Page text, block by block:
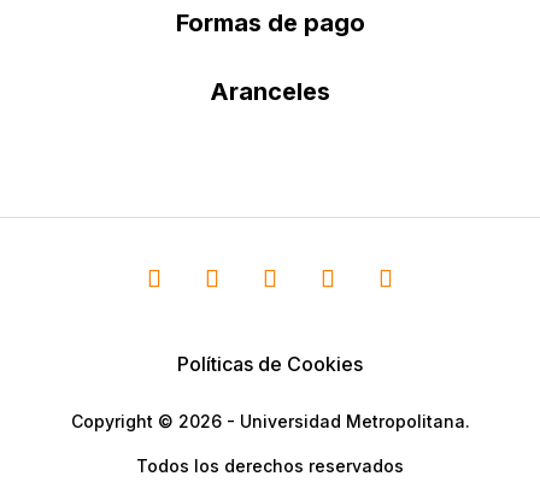
Formas de pago
Aranceles
Políticas de Cookies
Copyright © 2026 - Universidad Metropolitana.
Todos los derechos reservados